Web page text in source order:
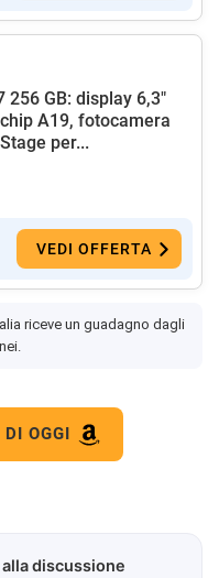
256 GB: display 6,3"
A19, fotocamera
per...
VEDI OFFERTA
riceve un guadagno dagli
OGGI
discussione